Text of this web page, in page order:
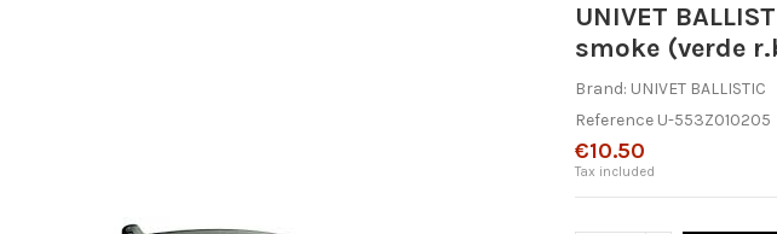
UNIVET
smoke (verde
Brand: UNIVET BALLISTIC
Reference U-553Z010205
€10.50
Tax included